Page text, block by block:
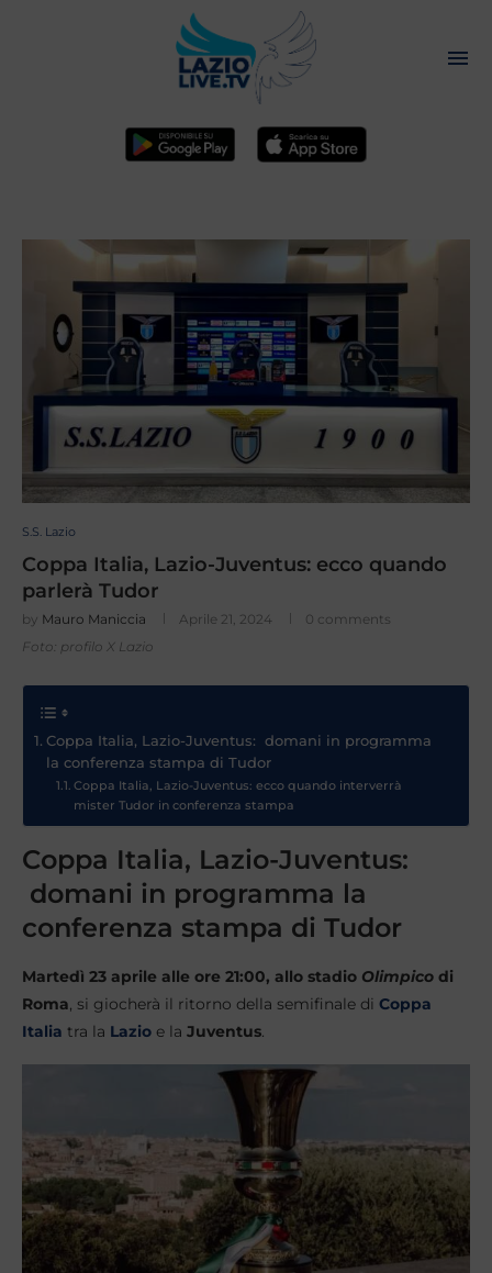
S.S. Lazio
Coppa Italia, Lazio-Juventus: ecco quando
parlerà Tudor
by Mauro Maniccia Aprile 21, 2024
0 comments
Foto: profilo X Lazio
Coppa Italia, Lazio-Juventus: domani in programma
la conferenza stampa di Tudor
Coppa Italia, Lazio-Juventus: ecco quando interverrà
mister Tudor in conferenza stampa
Coppa Italia, Lazio-Juventus:
domani in programma la
conferenza stampa di Tudor
Martedì 23 aprile alle ore 21:00, allo stadio Olimpico di
Roma, si giocherà il ritorno della semifinale di Coppa
Italia tra la Lazio e la Juventus.